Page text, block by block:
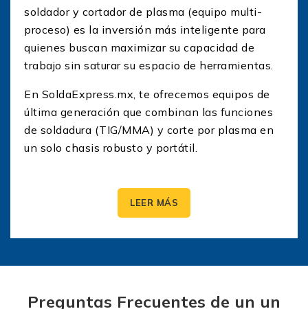
soldador y cortador de plasma (equipo multi-
proceso) es la inversión más inteligente para
quienes buscan maximizar su capacidad de
trabajo sin saturar su espacio de herramientas.
En SoldaExpress.mx, te ofrecemos equipos de
última generación que combinan las funciones
de soldadura (TIG/MMA) y corte por plasma en
un solo chasis robusto y portátil.
¿Por qué elegir una soldadora y
cortadora de plasma
significa sacrificar rendimiento. Al adquirir un
beneficios estratégicos para tu negocio:
LEER MÁS
Preguntas Frecuentes de un un